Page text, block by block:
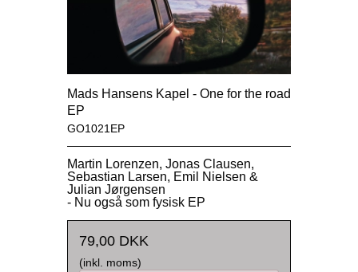
Mads Hansens Kapel - One for the road
EP
GO1021EP
Martin Lorenzen, Jonas Clausen,
Sebastian Larsen, Emil Nielsen &
Julian Jørgensen
- Nu også som fysisk EP
79,00 DKK
(inkl. moms)